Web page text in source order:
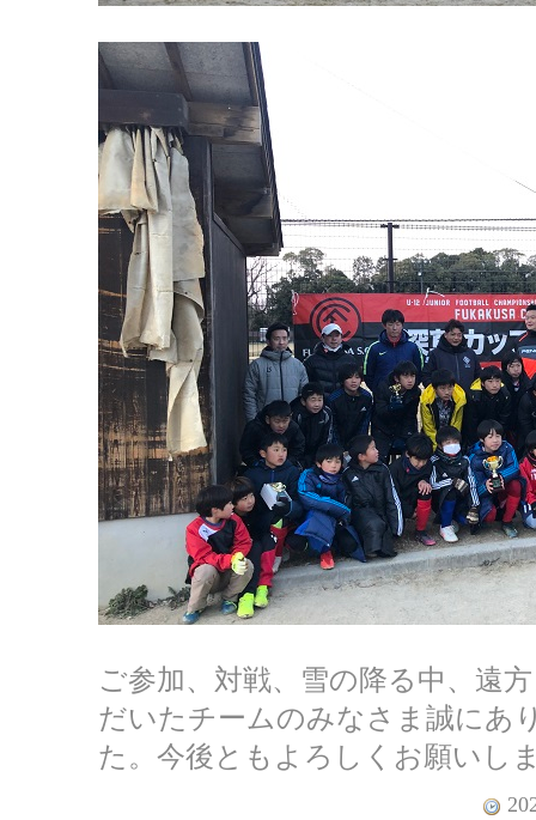
ご参加、対戦、雪の降る中、遠
だいたチームのみなさま誠にあ
た。今後ともよろしくお願い